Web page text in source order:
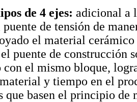
de 4 ejes: adicional a
de tensión de
el material
puente de construcción
con el mismo bloque,
y tiempo en el
que basen el principio de